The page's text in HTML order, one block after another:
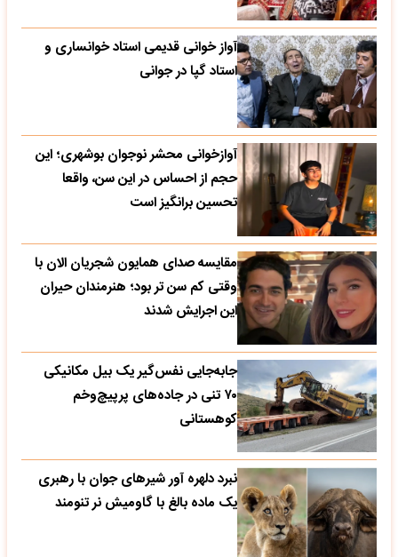
آواز خوانی قدیمی استاد خوانساری و
استاد گپا در جوانی
آوازخوانی محشر نوجوان بوشهری؛ این
حجم از احساس در این سن، واقعا
تحسین‌ برانگیز است
مقایسه صدای همایون شجریان الان با
وقتی کم سن تر بود؛ هنرمندان حیران
این اجرایش شدند
جابه‌جایی نفس‌گیر یک بیل مکانیکی
۷۰ تنی در جاده‌های پرپیچ‌وخم
کوهستانی
نبرد دلهره آور شیرهای جوان با رهبری
یک ماده بالغ با گاومیش نر تنومند